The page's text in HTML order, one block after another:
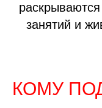
занятий и
КОМУ